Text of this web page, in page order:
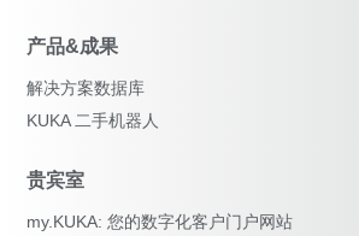
产品&成果
解决方案数据库
KUKA 二手机器人
贵宾室
my.KUKA: 您的数字化客户门户网站